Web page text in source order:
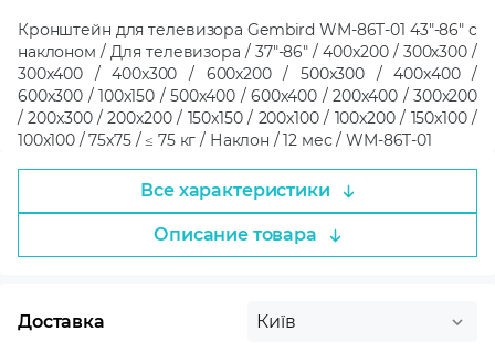
Кронштейн для телевизора Gembird WM-86T-01 43"-86" с
наклоном / Для телевизора / 37"-86" / 400x200 / 300x300 /
300x400 / 400x300 / 600x200 / 500x300 / 400x400 /
600x300 / 100x150 / 500x400 / 600x400 / 200x400 / 300x200
/ 200x300 / 200x200 / 150x150 / 200x100 / 100x200 / 150x100 /
100x100 / 75х75 / ≤ 75 кг / Наклон / 12 мес / WM-86T-01
Все характеристики
Описание товара
Доставка Київ